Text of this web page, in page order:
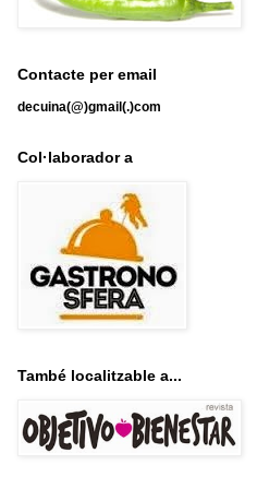
Contacte per email
decuina(@)gmail(.)com
Col·laborador a
També localitzable a...